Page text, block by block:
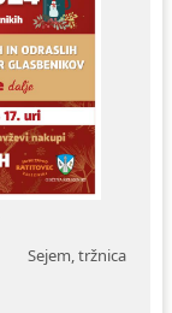
Sejem, tržnica